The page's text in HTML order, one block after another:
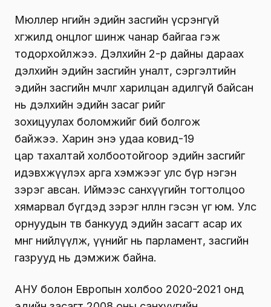
Мюллер өнөөгийн эдийн засгийн үсрэнгүй
хөгжилд онцлог шинж чанар байгаа гэж
тодорхойлжээ. Дэлхийн 2-р дайны дараах
дэлхийн эдийн засгийн уналт, сэргэлтийн
эдийн засгийн мөчлөг харилцан адилгүй байсан
нь дэлхийн эдийн засаг өөрийгөө
зохицуулах боломжийг бий болгож
байжээ. Харин энэ удаа ковид-19
цар тахалтай холбоотойгоор эдийн засгийг
идэвхжүүлэх арга хэмжээг улс бүр нэгэн
зэрэг авсан. Иймээс санхүүгийн тогтолцоо
хямарвал бүгдэд зэрэг нөлөөлнө гэсэн үг юм. Улс
орнуудын төв банкууд эдийн засагт асар их
мөнгө нийлүүлж, үүнийг нь парламент, засгийн
газрууд нь дэмжиж байна.
АНУ болон Европын холбоо 2020-2021 онд